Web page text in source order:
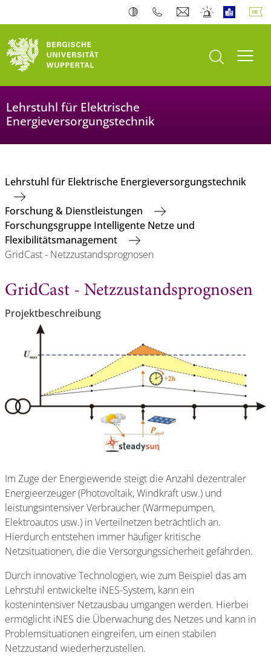
Suche öffnen
Lehrstuhl für Elektrische
Energieversorgungstechnik
Lehrstuhl für Elektrische Energieversorgungstechnik
Forschung & Dienstleistungen
Forschungsgruppe Intelligente Netze und
Flexibilitätsmanagement
GridCast - Netzzustandsprognosen
GridCast - Netzzustandsprognosen
Projektbeschreibung
Im Zuge der Energiewende steigt die Anzahl dezentraler
Energieerzeuger (Photovoltaik, Windkraft usw.) und
leistungsintensiver Verbraucher (Wärmepumpen,
Elektroautos usw.) in Verteilnetzen beträchtlich an.
Hierdurch entstehen immer häufiger kritische
Netzsituationen, die die Versorgungssicherheit gefährden.
Durch innovative Technologien, wie zum Beispiel das am
Lehrstuhl entwickelte iNES-System, kann ein
kostenintensiver Netzausbau umgangen werden. Hierbei
ermöglicht iNES die Überwachung des Netzes und kann in
Problemsituationen eingreifen, um einen stabilen
Netzzustand wiederherzustellen.